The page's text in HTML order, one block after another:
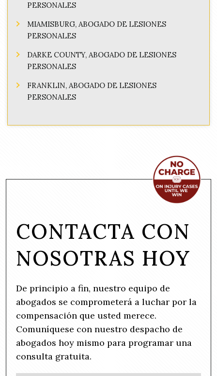
PERSONALES
MIAMISBURG, ABOGADO DE LESIONES
PERSONALES
DARKE COUNTY, ABOGADO DE LESIONES
PERSONALES
FRANKLIN, ABOGADO DE LESIONES
PERSONALES
CONTACTA CON
NOSOTRAS HOY
De principio a fin, nuestro equipo de
abogados se comprometerá a luchar por la
compensación que usted merece.
Comuníquese con nuestro despacho de
abogados hoy mismo para programar una
consulta gratuita.